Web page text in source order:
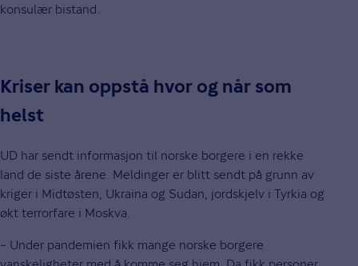
konsulær bistand.
Kriser kan oppstå hvor og når som
helst
UD har sendt informasjon til norske borgere i en rekke
land de siste årene. Meldinger er blitt sendt på grunn av
kriger i Midtøsten, Ukraina og Sudan, jordskjelv i Tyrkia og
økt terrorfare i Moskva.
– Under pandemien fikk mange norske borgere